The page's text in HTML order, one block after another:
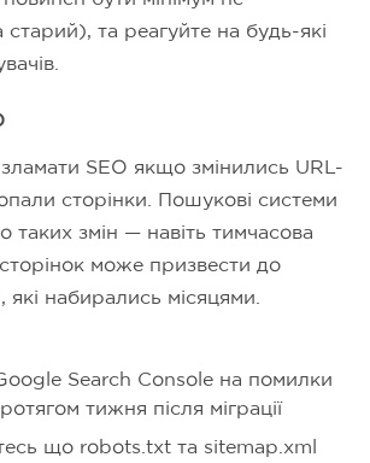
старий), та реагуйте на будь-які
SEO якщо змінились URL-
сторінки. Пошукові системи
таких змін — навіть тимчасова
може призвести до
які набирались місяцями.
Search Console на помилки
тижня після міграції
що robots.txt та sitemap.xml